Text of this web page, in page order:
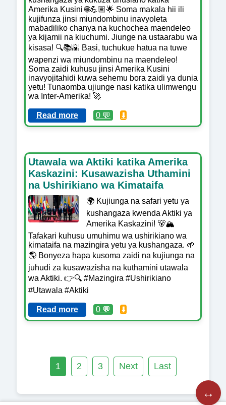
↔️
Amerika Kusini 🌐💪🏽🌟 Soma makala hii ili
kujifunza jinsi miundombinu inavyoleta
mabadiliko chanya na kuchochea maendeleo
ya kijamii na kiuchumi. Jiunge na ustaarabu wa
kisasa! 🔍📚🌇 Basi, tuchukue hatua na tuwe
wapenzi wa miundombinu na maendeleo!
Soma zaidi kuhusu jinsi Amerika Kusini
inavyojitahidi kuwa sehemu bora zaidi ya dunia
yetu! Tunaomba ujiunge nasi katika ulimwengu
wa Inter-Amerika! 🚀
Read more 0 💬 ⬇️
Utawala wa Aktiki katika Amerika
Kaskazini: Kusawazisha Uthamini
na Ushirikiano wa Kimataifa
🌍 Kujiunga na safari yetu ya
kushangaza kwenda Aktiki ya
Amerika Kaskazini! 🐻🏔️
Tafakari kuhusu umuhimu wa ushirikiano wa
kimataifa na mazingira yetu ya kushangaza. 🌱
🌎 Bonyeza hapa kusoma zaidi na kujiunga na
juhudi za kusawazisha na kuthamini utawala
wa Aktiki. 👉🔍 #Mazingira #Ushirikiano
#Utawala #Aktiki
Read more 0 💬 ⬇️
1 2 3 Next Last